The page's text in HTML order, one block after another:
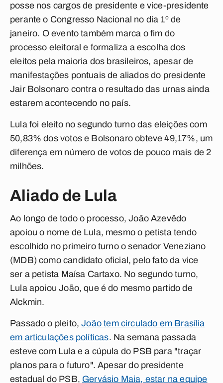
posse nos cargos de presidente e vice-presidente
perante o Congresso Nacional no dia 1º de
janeiro. O evento também marca o fim do
processo eleitoral e formaliza a escolha dos
eleitos pela maioria dos brasileiros, apesar de
manifestações pontuais de aliados do presidente
Jair Bolsonaro contra o resultado das urnas ainda
estarem acontecendo no país.
Lula foi eleito no segundo turno das eleições com
50,83% dos votos e Bolsonaro obteve 49,17%, um
diferença em número de votos de pouco mais de 2
milhões.
Aliado de Lula
Ao longo de todo o processo, João Azevêdo
apoiou o nome de Lula, mesmo o petista tendo
escolhido no primeiro turno o senador Veneziano
(MDB) como candidato oficial, pelo fato da vice
ser a petista Maísa Cartaxo. No segundo turno,
Lula apoiou João, que é do mesmo partido de
Alckmin.
Passado o pleito,João tem circulado em Brasília
em articulações políticas. Na semana passada
esteve com Lula e a cúpula do PSB para "traçar
planos para o futuro". Apesar do presidente
estadual do PSB, Gervásio Maia, estar na equipe